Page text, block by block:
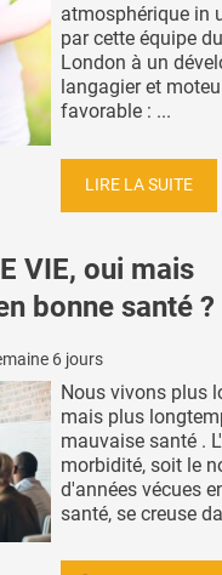
atmosphérique in
par cette équipe
London à un
langagier et
favorable : ...
LIRE LA SUITE
VIE, oui mais
bonne santé ?
6 jours
Nous vivons plus
mais plus
mauvaise santé .
morbidité, soit le
d'années vécues
santé, se creuse